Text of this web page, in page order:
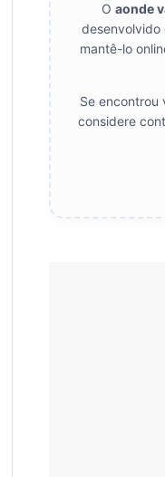
O aonde
desenvolvido
mantê-lo
Se encontrou
considere